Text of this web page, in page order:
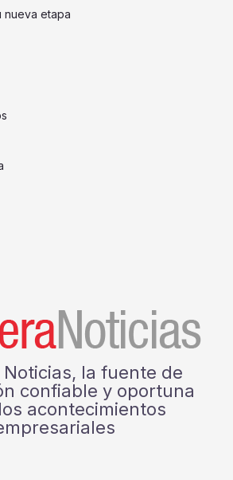
nueva etapa
Noticias, la fuente de
confiable y oportuna
acontecimientos